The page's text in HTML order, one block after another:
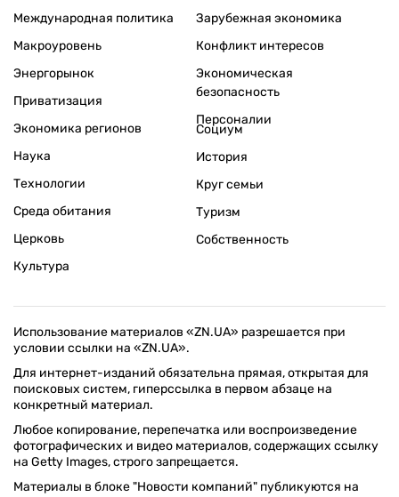
Международная политика
Макроуровень
Энергорынок
Приватизация
Экономика регионов
Зарубежная экономика
Конфликт интересов
Экономическая
безопасность
Персоналии
Наука
Технологии
Среда обитания
Церковь
Культура
Социум
История
Круг семьи
Туризм
Собственность
Использование материалов «ZN.UA» разрешается при
условии ссылки на «ZN.UA».
Для интернет-изданий обязательна прямая, открытая для
поисковых систем, гиперссылка в первом абзаце на
конкретный материал.
Любое копирование, перепечатка или воспроизведение
фотографических и видео материалов, содержащих ссылку
на Getty Images, строго запрещается.
Материалы в блоке "Новости компаний" публикуются на